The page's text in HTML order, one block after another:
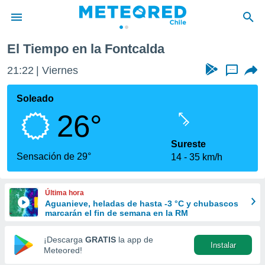
de
por
que se
calidad.
a este
las
y
forma
digital
basada
El Tiempo en la Fontcalda
21:22 Viernes ...
Soleado
26°
Sensación de 29°
Sureste
14
35 km/h
Última hora
Aguanieve, heladas de hasta -3 °C y chubascos
marcarán el fin de semana en la RM
¡Descarga GRATIS la app de
Meteored!
Instalar